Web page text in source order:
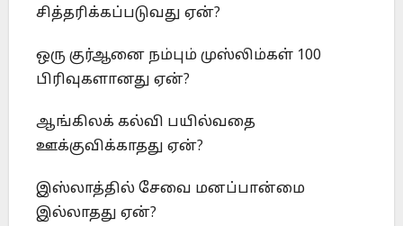
சித்தரிக்கப்படுவது ஏன்?
ஒரு குர்ஆனை நம்பும் முஸ்லிம்கள் 100
பிரிவுகளானது ஏன்?
ஆங்கிலக் கல்வி பயில்வதை
ஊக்குவிக்காதது ஏன்?
இஸ்லாத்தில் சேவை மனப்பான்மை
இல்லாதது ஏன்?